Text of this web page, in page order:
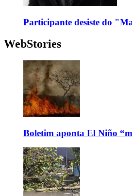
Participante desiste do
WebStories
Boletim aponta El Niño